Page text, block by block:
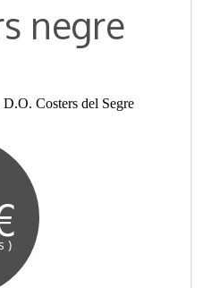
negre
Costers del Segre
)